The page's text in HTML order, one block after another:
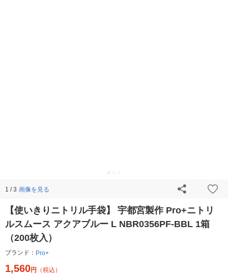
1 / 3 画像を見る
【使いきりニトリル手袋】 宇都宮製作 Pro+ニトリ
ルスムース アクアブルー L NBR0356PF-BBL 1箱
（200枚入）
ブランド： Pro+
1,560円 （税込）